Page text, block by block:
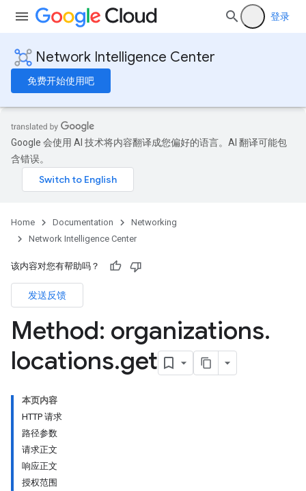
登录
Network Intelligence Center
免费开始使用吧
Google 会使用 AI 技术将内容翻译成您偏好的语言。AI 翻译可能包
含错误。
Home Documentation
Networking
Network Intelligence Center
该内容对您有帮助吗？
发送反馈
Method: organizations.
locations.get
本页内容
HTTP 请求
路径参数
请求正文
响应正文
授权范围